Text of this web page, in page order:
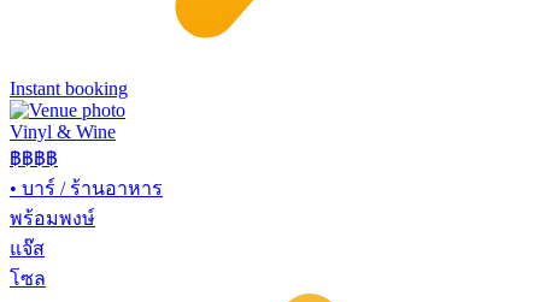
Instant booking
Vinyl & Wine
฿฿฿฿
• บาร์ / ร้านอาหาร
พร้อมพงษ์
แจ๊ส
โซล